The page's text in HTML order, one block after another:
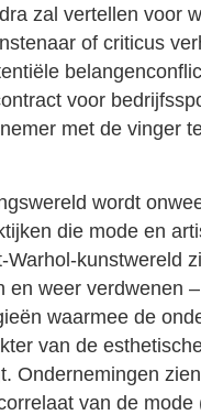
zal vertellen voor
of criticus
voor
met de vinger
wordt
die mode en
kunstwereld
en weer verdwenen
waarmee de
van de
Ondernemingen
van de